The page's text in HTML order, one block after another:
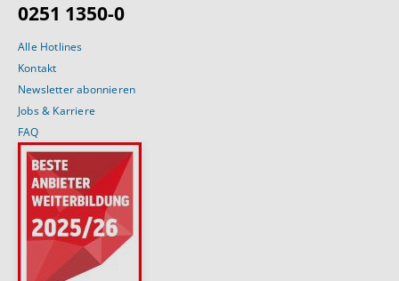
0251 1350-0
Alle Hotlines
Kontakt
Newsletter abonnieren
Jobs & Karriere
FAQ